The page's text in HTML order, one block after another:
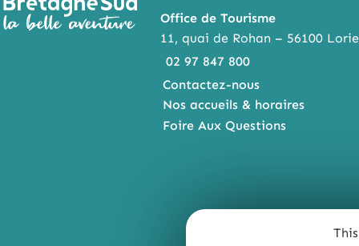
Office de Tourisme
11, quai de Rohan – 56100
02 97 847 800
Contactez-nous
Nos accueils & horaires
Foire Aux Questions